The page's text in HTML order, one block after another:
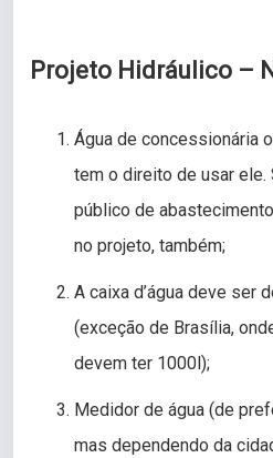
Projeto Hidráulico –
Água de concessionária
tem o direito de usar
público de
no projeto, também;
A caixa d’água deve ser
(exceção de Brasília,
devem ter 1000l);
Medidor de água (de
mas dependendo da